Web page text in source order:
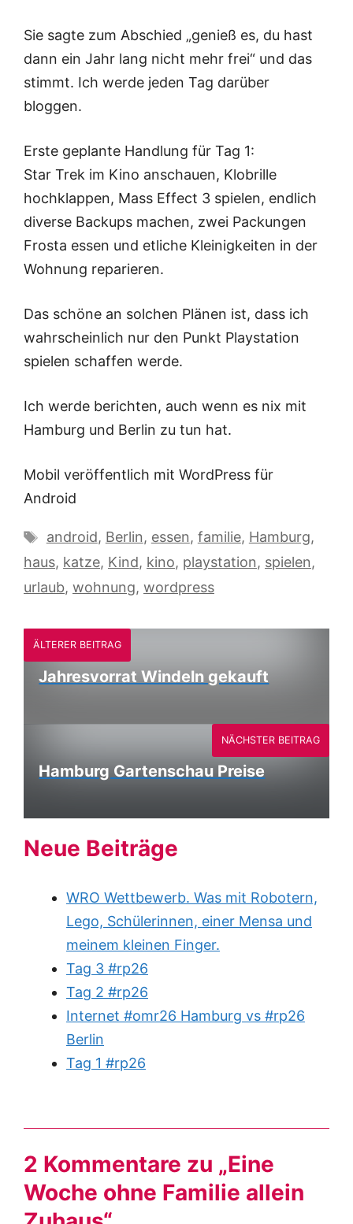
Sie sagte zum Abschied „genieß es, du hast
dann ein Jahr lang nicht mehr frei“ und das
stimmt. Ich werde jeden Tag darüber
bloggen.
Erste geplante Handlung für Tag 1:
Star Trek im Kino anschauen, Klobrille
hochklappen, Mass Effect 3 spielen, endlich
diverse Backups machen, zwei Packungen
Frosta essen und etliche Kleinigkeiten in der
Wohnung reparieren.
Das schöne an solchen Plänen ist, dass ich
wahrscheinlich nur den Punkt Playstation
spielen schaffen werde.
Ich werde berichten, auch wenn es nix mit
Hamburg und Berlin zu tun hat.
Mobil veröffentlich mit WordPress für
Android
Schlagwörter
android, Berlin, essen, familie, Hamburg,
haus, katze, Kind, kino, playstation, spielen,
urlaub, wohnung, wordpress
ÄLTERER BEITRAG
Jahresvorrat Windeln gekauft
Hamburg Gartenschau Preise
NÄCHSTER BEITRAG
Neue Beiträge
WRO Wettbewerb. Was mit Robotern,
Lego, Schülerinnen, einer Mensa und
meinem kleinen Finger.
Tag 3 #rp26
Tag 2 #rp26
Internet #omr26 Hamburg vs #rp26
Berlin
Tag 1 #rp26
2 Kommentare zu „Eine
Woche ohne Familie allein